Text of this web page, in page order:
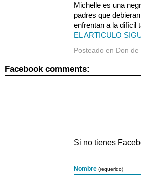
Michelle es una
padres que
enfrentan a la difícil
EL ARTICULO
Posteado en Don de
Facebook comments:
Si no tienes
Nombre (requerido)